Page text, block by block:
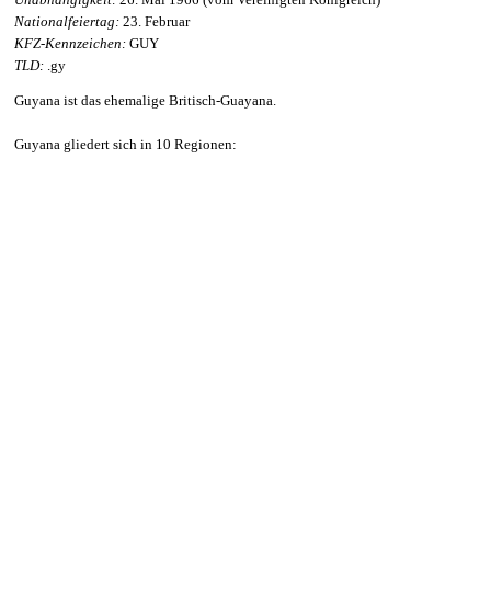
Nationalfeiertag: 23. Februar
KFZ-Kennzeichen: GUY
TLD: .gy
Guyana ist das ehemalige Britisch-Guayana.
Guyana gliedert sich in 10 Regionen: